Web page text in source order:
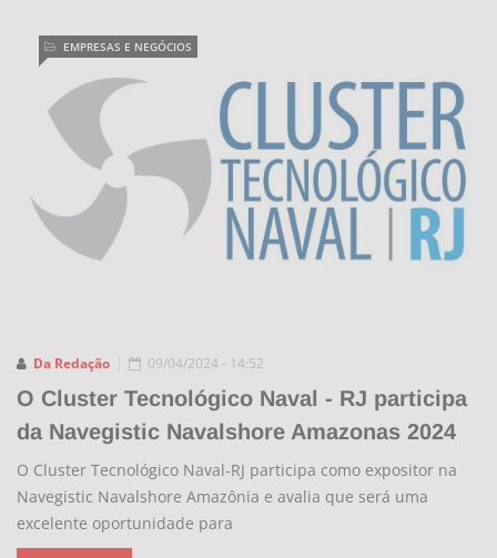
Da Redação
EMPRESAS E NEGÓCIOS
09/04/2024 - 14:52
O Cluster Tecnológico Naval - RJ participa
da Navegistic Navalshore Amazonas 2024
O Cluster Tecnológico Naval-RJ participa como expositor na
Navegistic Navalshore Amazônia e avalia que será uma
excelente oportunidade para